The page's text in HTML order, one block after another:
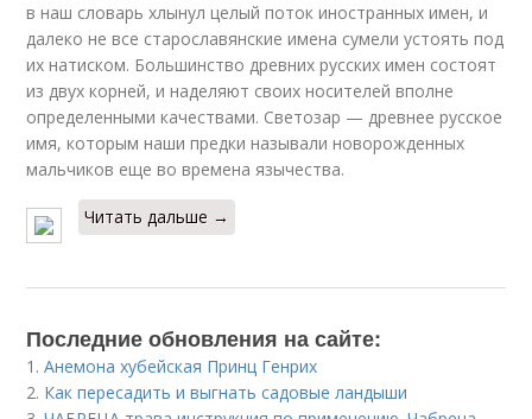
в наш словарь хлынул целый поток иностранных имен, и
далеко не все старославянские имена сумели устоять под
их натиском. Большинство древних русских имен состоят
из двух корней, и наделяют своих носителей вполне
определенными качествами. Светозар — древнее русское
имя, которым наши предки называли новорожденных
мальчиков еще во времена язычества.
Читать дальше →
Последние обновления на сайте:
1.Анемона хубейская Принц Генрих
2. Как пересадить и выгнать садовые ландыши